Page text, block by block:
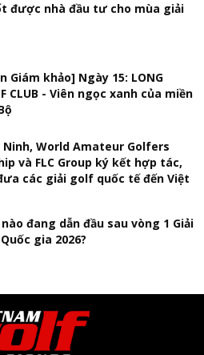
được nhà đầu tư cho mùa giải
Giám khảo] Ngày 15: LONG
CLUB - Viên ngọc xanh của miền
Ninh, World Amateur Golfers
và FLC Group ký kết hợp tác,
các giải golf quốc tế đến Việt
đang dẫn đầu sau vòng 1 Giải
gia 2026?